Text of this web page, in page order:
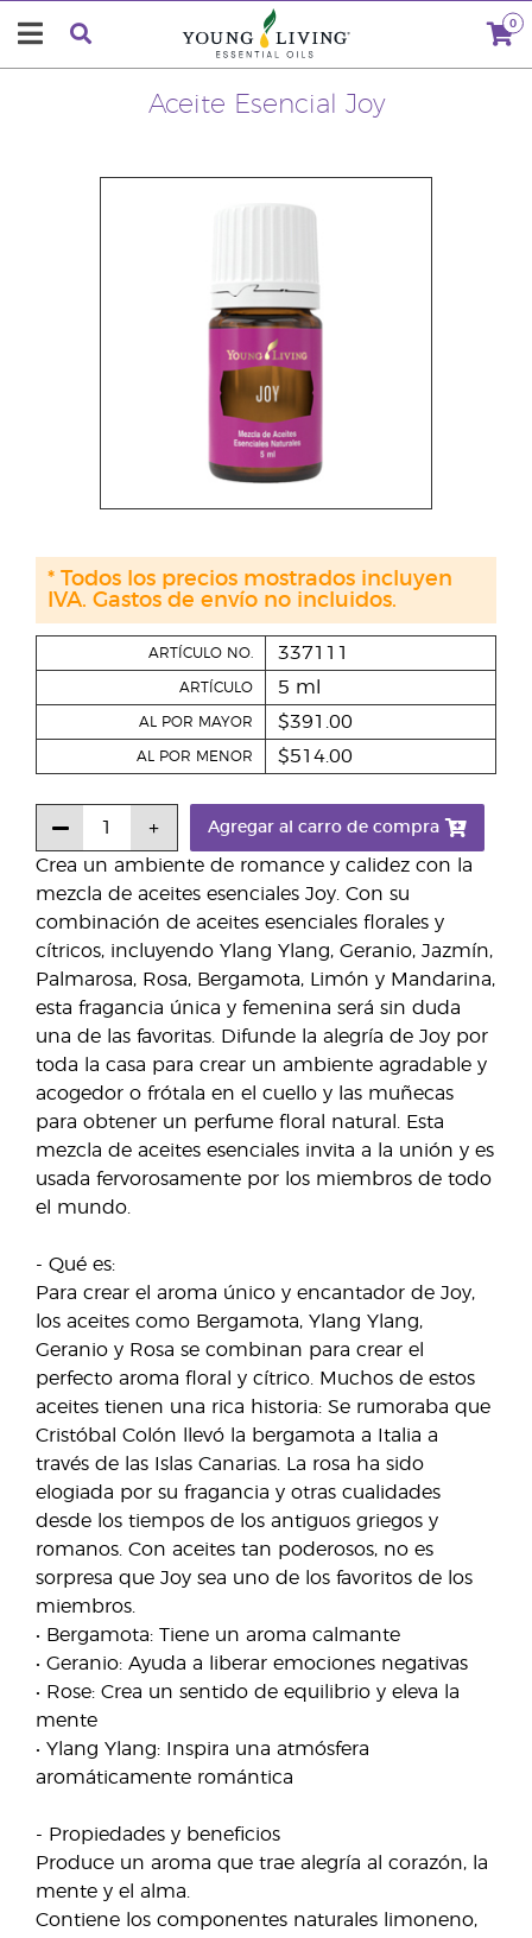
0
Aceite Esencial Joy
Crea un ambiente de romance y calidez con la
mezcla de aceites esenciales Joy. Con su
combinación de aceites esenciales florales y
cítricos, incluyendo Ylang Ylang, Geranio, Jazmín,
Palmarosa, Rosa, Bergamota, Limón y Mandarina,
esta fragancia única y femenina será sin duda
una de las favoritas. Difunde la alegría de Joy por
toda la casa para crear un ambiente agradable y
acogedor o frótala en el cuello y las muñecas
para obtener un perfume floral natural. Esta
mezcla de aceites esenciales invita a la unión y es
usada fervorosamente por los miembros de todo
el mundo.
- Qué es:
Para crear el aroma único y encantador de Joy,
los aceites como Bergamota, Ylang Ylang,
Geranio y Rosa se combinan para crear el
perfecto aroma floral y cítrico. Muchos de estos
aceites tienen una rica historia: Se rumoraba que
Cristóbal Colón llevó la bergamota a Italia a
través de las Islas Canarias. La rosa ha sido
elogiada por su fragancia y otras cualidades
desde los tiempos de los antiguos griegos y
romanos. Con aceites tan poderosos, no es
sorpresa que Joy sea uno de los favoritos de los
miembros.
• Bergamota: Tiene un aroma calmante
• Geranio: Ayuda a liberar emociones negativas
• Rose: Crea un sentido de equilibrio y eleva la
mente
• Ylang Ylang: Inspira una atmósfera
aromáticamente romántica
- Propiedades y beneficios
Produce un aroma que trae alegría al corazón, la
mente y el alma.
Contiene los componentes naturales limoneno,
ARTÍCULO NO. 337111
ARTÍCULO 5 ml
AL POR MAYOR $391.00
AL POR MENOR $514.00
Agregar al carro de compra
* Todos los precios mostrados incluyen
IVA. Gastos de envío no incluidos.